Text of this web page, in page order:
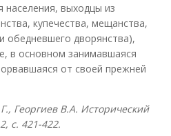
населения, выходцы из
купечества, мещанства,
обедневшего дворянства),
в основном занимавшаяся
от своей прежней
Георгиев В.А. Исторический
с. 421-422.